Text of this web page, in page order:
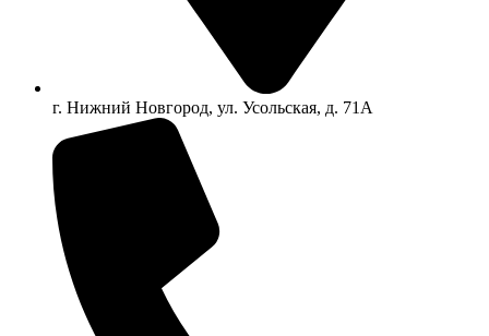
г. Нижний Новгород, ул. Усольская, д. 71А